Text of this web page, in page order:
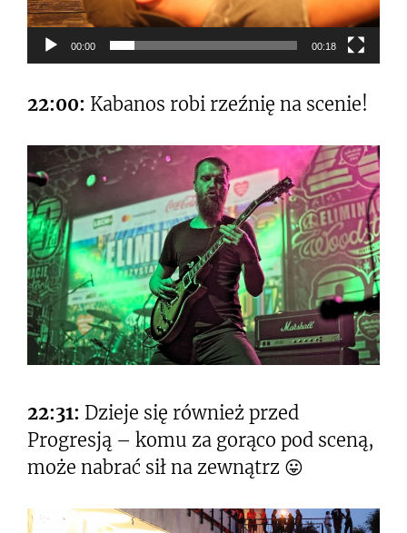
00:00 00:18
22:00: Kabanos robi rzeźnię na scenie!
22:31: Dzieje się również przed
Progresją – komu za gorąco pod sceną,
może nabrać sił na zewnątrz 😛
Odtwarzacz